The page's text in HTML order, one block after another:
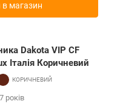
в магазин
Dakota VIP CF
Італія Коричневий
років